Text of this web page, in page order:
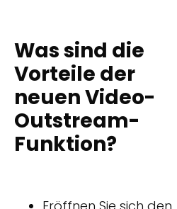
Was sind die
Vorteile der
neuen Video-
Outstream-
Funktion?